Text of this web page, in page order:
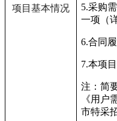
项目基本情况 5.采购需
一项（
6.合同
7.本项
注：简
《用户
市特采